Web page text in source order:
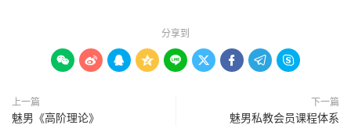
分享到
        
上一篇
魅男《高阶理论》
下一篇
魅男私教会员课程体系